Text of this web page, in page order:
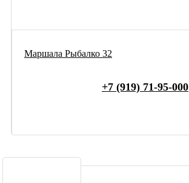
Маршала Рыбалко 32
+7 (919) 71-95-000